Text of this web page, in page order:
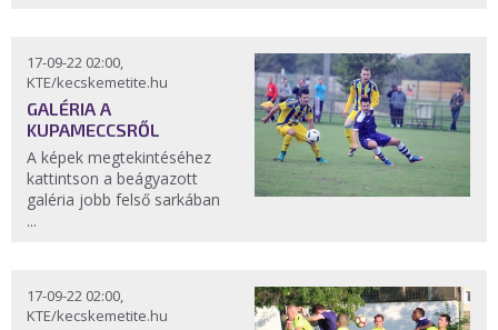
17-09-22 02:00,
KTE/kecskemetite.hu
GALÉRIA A
KUPAMECCSRŐL
A képek megtekintéséhez
kattintson a beágyazott
galéria jobb felső sarkában
...
17-09-22 02:00,
KTE/kecskemetite.hu